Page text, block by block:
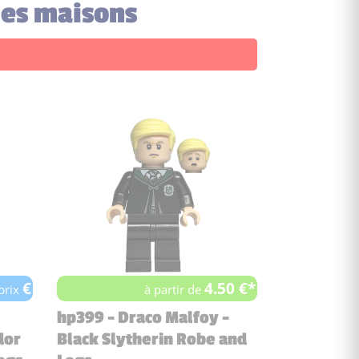
maisons
€ à partir de4.50 €*
hp399 - Draco Malfoy -
Black Slytherin Robe and